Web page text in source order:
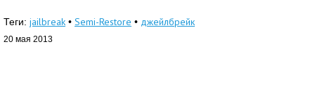
Теги: jailbreak • Semi-Restore • джейлбрейк
20 мая 2013